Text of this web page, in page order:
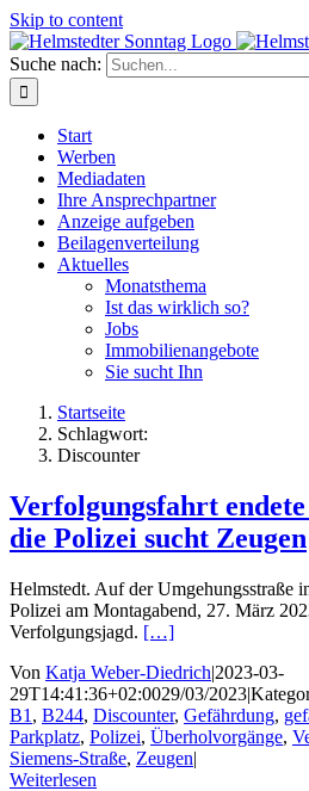
Skip to content
Suche nach:
Start
Werben
Mediadaten
Ihre Ansprechpartner
Anzeige aufgeben
Beilagenverteilung
Aktuelles
Monatsthema
Ist das wirklich so?
Jobs
Immobilienangebote
Sie sucht Ihn
Startseite
Schlagwort:
Discounter
Verfolgungsfahrt
die Polizei sucht Zeugen
Helmstedt. Auf der Umgehungsstraße
Polizei am Montagabend, 27. März
Verfolgungsjagd. […]
Von Katja Weber-Diedrich|2023-03-
29T14:41:36+02:0029/03/2023|
B1 , B244, Discounter, Gefährdung,
Parkplatz, Polizei, Überholvorgänge,
Siemens-Straße, Zeugen|
Weiterlesen